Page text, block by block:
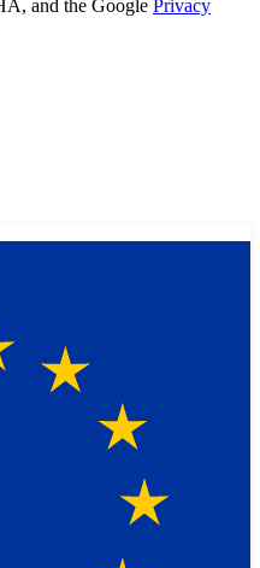
and the Google Privacy